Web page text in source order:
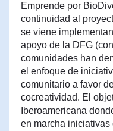
Emprende por
continuidad al
se viene
apoyo de la DFG
comunidades han
el enfoque de
comunitario a favor
cocreatividad. El
Iberoamericana
en marcha